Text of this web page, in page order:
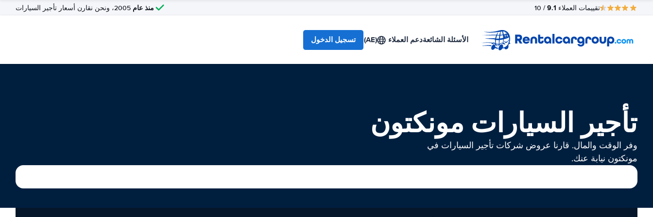
تقييمات العملاء 9.1
/ 10 منذ عام
الأسئلة الشائعةدعم العملاء (AE) تسجيل الدخول
تأجير السيارات مونكتون
وفر الوقت والمال. قارنا عروض شركات تأجير السيارات في
مونكتون نيابة عنك.